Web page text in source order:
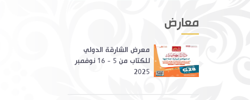
معارض
معرض الشارقة الدولي
للكتاب من 5 - 16 نوفمبر
2025